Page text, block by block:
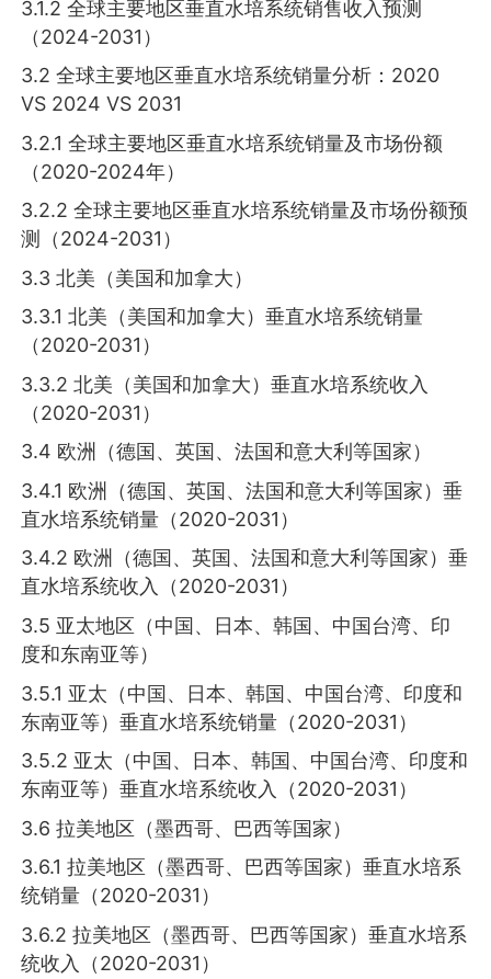
3.1.2 全球主要地区垂直水培系统销售收入预测
（2024-2031）
3.2 全球主要地区垂直水培系统销量分析：2020
VS 2024 VS 2031
3.2.1 全球主要地区垂直水培系统销量及市场份额
（2020-2024年）
3.2.2 全球主要地区垂直水培系统销量及市场份额预
测（2024-2031）
3.3 北美（美国和加拿大）
3.3.1 北美（美国和加拿大）垂直水培系统销量
（2020-2031）
3.3.2 北美（美国和加拿大）垂直水培系统收入
（2020-2031）
3.4 欧洲（德国、英国、法国和意大利等国家）
3.4.1 欧洲（德国、英国、法国和意大利等国家）垂
直水培系统销量（2020-2031）
3.4.2 欧洲（德国、英国、法国和意大利等国家）垂
直水培系统收入（2020-2031）
3.5 亚太地区（中国、日本、韩国、中国台湾、印
度和东南亚等）
3.5.1 亚太（中国、日本、韩国、中国台湾、印度和
东南亚等）垂直水培系统销量（2020-2031）
3.5.2 亚太（中国、日本、韩国、中国台湾、印度和
东南亚等）垂直水培系统收入（2020-2031）
3.6 拉美地区（墨西哥、巴西等国家）
3.6.1 拉美地区（墨西哥、巴西等国家）垂直水培系
统销量（2020-2031）
3.6.2 拉美地区（墨西哥、巴西等国家）垂直水培系
统收入（2020-2031）